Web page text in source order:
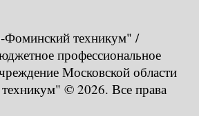
техникум" /
профессиональное
Московской области
© 2026. Все права